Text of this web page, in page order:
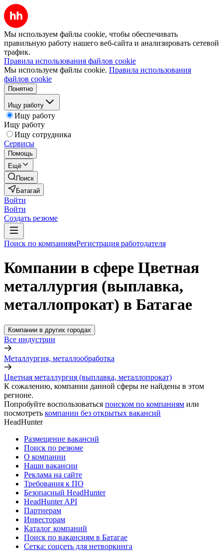
Мы используем файлы cookie, чтобы обеспечивать
правильную работу нашего веб-сайта и анализировать сетевой
трафик.
Правила использования файлов cookie
Мы используем файлы cookie. Правила использования
файлов cookie
Понятно
Ищу работу
Ищу работу
Ищу работу
Ищу сотрудника
Сервисы
Помощь
Ещё
Поиск
Батагай
Войти
Войти
Создать резюме
Поиск по компаниямРегистрация работодателя
Компании в сфере Цветная
металлургия (выплавка,
металлопрокат) в Батагае
Компании в других городах
Все индустрии
Металлургия, металлообработка
Цветная металлургия (выплавка, металлопрокат)
К сожалению, компании данной сферы не найдены в этом
регионе.
Попробуйте воспользоваться поиском по компаниям или
посмотреть компании без открытых вакансий
HeadHunter
Размещение вакансий
Поиск по резюме
О компании
Наши вакансии
Реклама на сайте
Требования к ПО
Безопасный HeadHunter
HeadHunter API
Партнерам
Инвесторам
Каталог компаний
Поиск по вакансиям в Батагае
Сетка: соцсеть для нетворкинга